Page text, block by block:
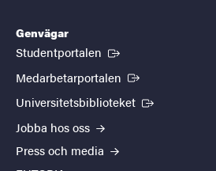
Genvägar
Studentportalen (Extern länk)
Medarbetarportalen (Extern länk)
Universitetsbiblioteket (Extern länk)
Jobba hos oss
Press och media